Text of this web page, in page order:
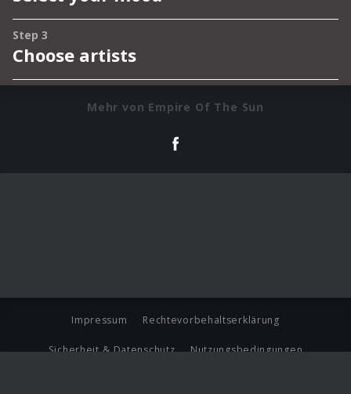
Mehr von Empire Of The Sun
Impressum Rechtevorbehaltserklärung
Sicherheit & Datenschutz Nutzungsbedingungen